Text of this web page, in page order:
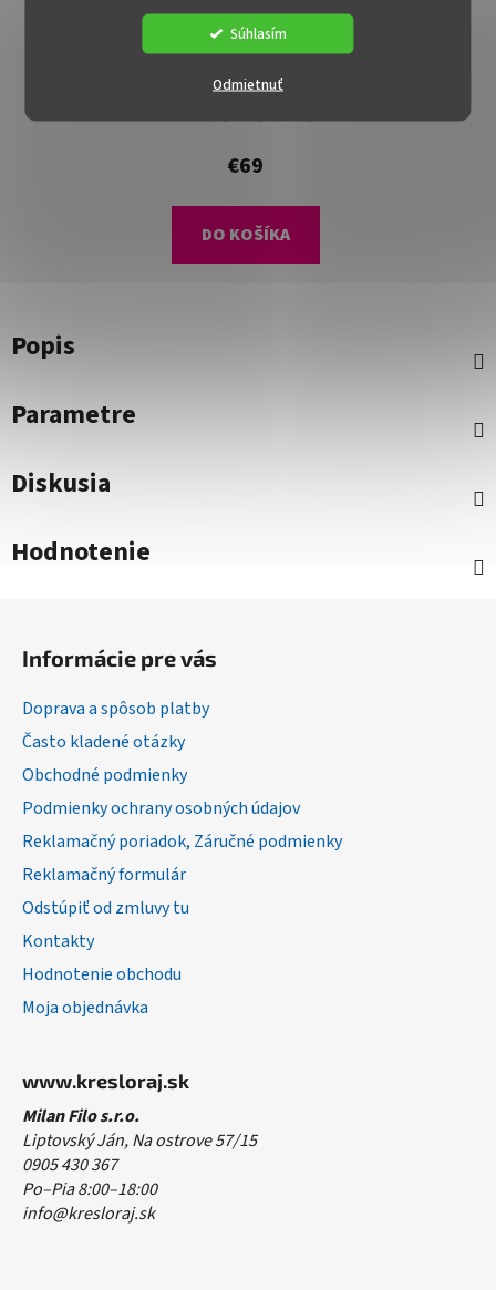
Odmietnuť
Súhlasím
Dizajnové kreslo -
MARKEN, Béžová látka
€69
DO KOŠÍKA
Popis
Parametre
Diskusia
Hodnotenie
Informácie pre vás
Doprava a spôsob platby
Často kladené otázky
Obchodné podmienky
Podmienky ochrany osobných údajov
Reklamačný poriadok, Záručné podmienky
Reklamačný formulár
Odstúpiť od zmluvy tu
Kontakty
Hodnotenie obchodu
Moja objednávka
www.kresloraj.sk
Milan Filo s.r.o.
Liptovský Ján, Na ostrove 57/15
0905 430 367
Po–Pia 8:00–18:00
info@kresloraj.sk